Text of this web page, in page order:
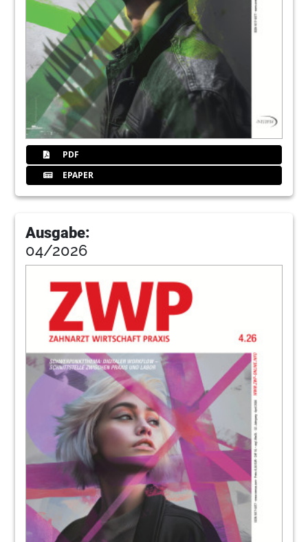
PDF
EPAPER
Ausgabe:
04/2026